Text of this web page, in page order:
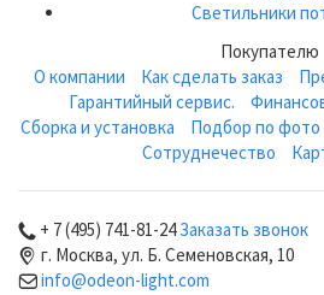
Светильники
Покупателю
О компании
Как сделать заказ
Гарантийный сервис.
Сборка и установка
Подбор по фото
Сотруднечество
+ 7 (495) 741-81-24Заказать звонок
г. Москва, ул. Б. Семеновская, 10
info@odeon-light.com